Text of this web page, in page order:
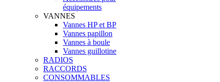
équipements
VANNES
Vannes HP et BP
Vannes papillon
Vannes à boule
Vannes guillotine
RADIOS
RACCORDS
CONSOMMABLES